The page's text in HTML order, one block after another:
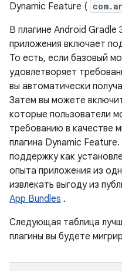
Dynamic Feature (
В плагине Android Gradle
приложения включает
То есть, если базовый
удовлетворяет
вы автоматически
Затем вы можете
которые пользователи
требованию в качестве
плагина Dynamic
поддержку как
опыта приложения из
извлекать выгоду из
App Bundles .
Следующая таблица
плагины вы будете